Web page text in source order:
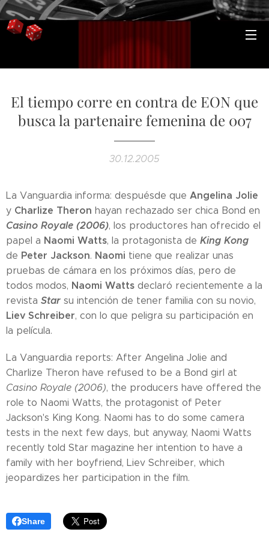
El tiempo corre en contra de EON que
busca la partenaire femenina de 007
30.12.2005
La Vanguardia informa: despuésde que Angelina Jolie
y Charlize Theron hayan rechazado ser chica Bond en
Casino Royale (2006), los productores han ofrecido el
papel a Naomi Watts, la protagonista de King Kong
de Peter Jackson. Naomi tiene que realizar unas
pruebas de cámara en los próximos días, pero de
todos modos, Naomi Watts declaró recientemente a la
revista Star su intención de tener familia con su novio,
Liev Schreiber, con lo que peligra su participación en
la película.
La Vanguardia reports: After Angelina Jolie and
Charlize Theron have refused to be a Bond girl at
Casino Royale (2006), the producers have offered the
role to Naomi Watts, the protagonist of Peter
Jackson's King Kong. Naomi has to do some camera
tests in the next few days, but anyway, Naomi Watts
recently told Star magazine her intention to have a
family with her boyfriend, Liev Schreiber, which
jeopardizes her participation in the film.
Share